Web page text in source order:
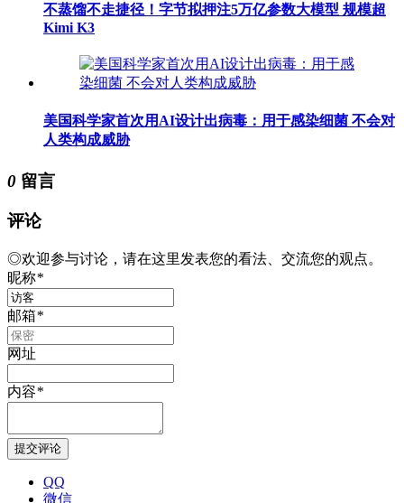
不蒸馏不走捷径！字节拟押注5万亿参数大模型 规模超
Kimi K3
美国科学家首次用AI设计出病毒：用于感染细菌 不会对
人类构成威胁
0 留言
评论
◎欢迎参与讨论，请在这里发表您的看法、交流您的观点。
昵称*
邮箱*
网址
内容*
QQ
微信